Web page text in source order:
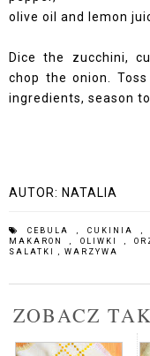
olive oil and lemon
Dice the zucchini,
chop the onion.
ingredients, season
AUTOR: NATALIA
CEBULA ,CUKINIA
MAKARON
OLIWKI ,
SALATKI
WARZYWA
ZOBACZ